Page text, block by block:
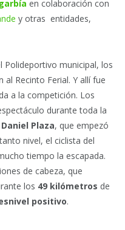
en colaboración con
y otras entidades,
Polideportivo municipal, los
al Recinto Ferial. Y allí fue
a la competición. Los
durante toda la
Daniel Plaza, que empezó
nivel, el ciclista del
tiempo la escapada.
de cabeza, que
los 49 kilómetros de
positivo.